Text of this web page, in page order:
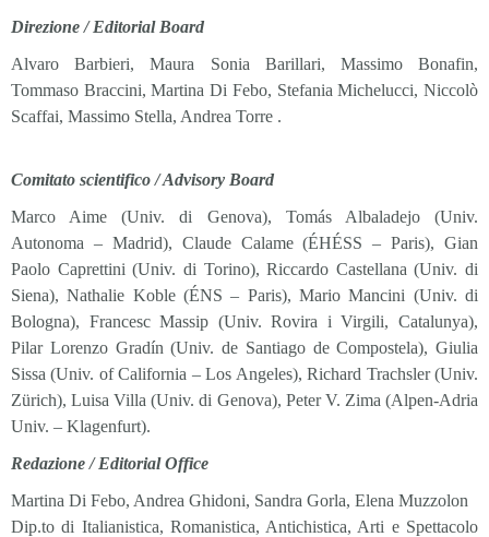
Direzione / Editorial Board
Alvaro Barbieri, Maura Sonia Barillari, Massimo Bonafin,
Tommaso Braccini, Martina Di Febo, Stefania Michelucci, Niccolò
Scaffai, Massimo Stella, Andrea Torre .
Comitato scientifico / Advisory Board
Marco Aime (Univ. di Genova), Tomás Albaladejo (Univ.
Autonoma – Madrid), Claude Calame (ÉHÉSS – Paris), Gian
Paolo Caprettini (Univ. di Torino), Riccardo Castellana (Univ. di
Siena), Nathalie Koble (ÉNS – Paris), Mario Mancini (Univ. di
Bologna), Francesc Massip (Univ. Rovira i Virgili, Catalunya),
Pilar Lorenzo Gradín (Univ. de Santiago de Compostela), Giulia
Sissa (Univ. of California – Los Angeles), Richard Trachsler (Univ.
Zürich), Luisa Villa (Univ. di Genova), Peter V. Zima (Alpen-Adria
Univ. – Klagenfurt).
Redazione / Editorial Office
Martina Di Febo, Andrea Ghidoni, Sandra Gorla, Elena Muzzolon
Dip.to di Italianistica, Romanistica, Antichistica, Arti e Spettacolo